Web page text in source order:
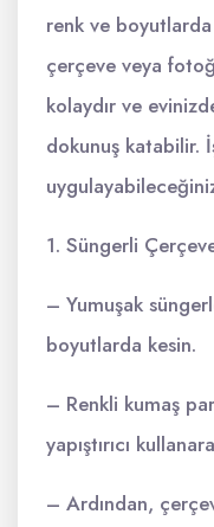
renk ve
çerçeve veya
kolaydır ve
dokunuş katabilir.
1. Süngerli
– Yumuşak
boyutlarda kesin.
– Renkli kumaş
yapıştırıcı
– Ardından,